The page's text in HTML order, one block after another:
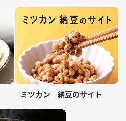
ミツカン 納豆のサイト